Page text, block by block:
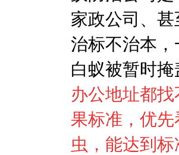
家政公司、
治标不治本
白蚁被暂时掩
办公地址都
果标准，优
虫，能达到